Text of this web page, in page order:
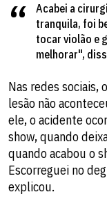
Acabei a
tranquila, foi
tocar violão e
melhorar",
Nas redes sociais,
lesão não
ele, o acidente
show, quando
quando acabou o
Escorreguei no
explicou.